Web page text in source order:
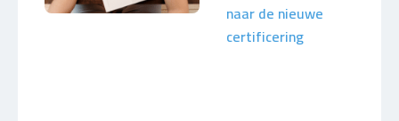
naar de nieuwe
certificering